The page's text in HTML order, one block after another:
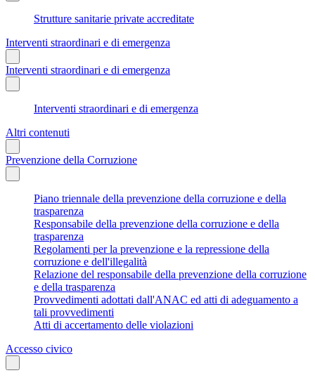
Strutture sanitarie private accreditate
Interventi straordinari e di emergenza
Interventi straordinari e di emergenza
Interventi straordinari e di emergenza
Altri contenuti
Prevenzione della Corruzione
Piano triennale della prevenzione della corruzione e della
trasparenza
Responsabile della prevenzione della corruzione e della
trasparenza
Regolamenti per la prevenzione e la repressione della
corruzione e dell'illegalità
Relazione del responsabile della prevenzione della corruzione
e della trasparenza
Provvedimenti adottati dall'ANAC ed atti di adeguamento a
tali provvedimenti
Atti di accertamento delle violazioni
Accesso civico